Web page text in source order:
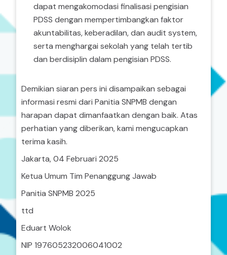
dapat mengakomodasi finalisasi pengisian
PDSS dengan mempertimbangkan faktor
akuntabilitas, keberadilan, dan audit system,
serta menghargai sekolah yang telah tertib
dan berdisiplin dalam pengisian PDSS.
Demikian siaran pers ini disampaikan sebagai
informasi resmi dari Panitia SNPMB dengan
harapan dapat dimanfaatkan dengan baik. Atas
perhatian yang diberikan, kami mengucapkan
terima kasih.
Jakarta, 04 Februari 2025
Ketua Umum Tim Penanggung Jawab
Panitia SNPMB 2025
ttd
Eduart Wolok
NIP 197605232006041002